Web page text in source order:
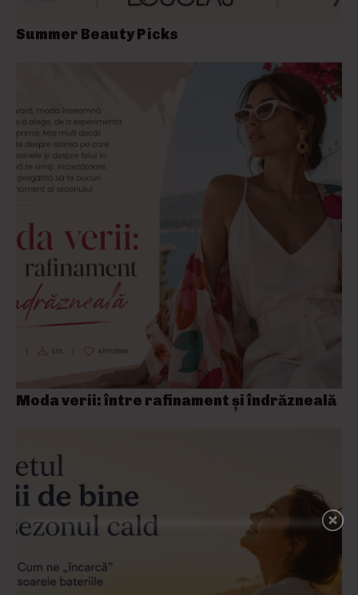
Summer Beauty Picks
Moda verii: între rafinament și îndrăzneală